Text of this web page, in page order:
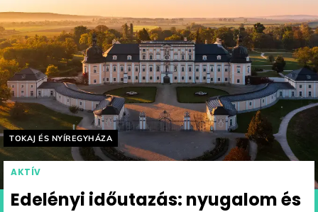
Helyszín címkék:
TOKAJ ÉS NYÍREGYHÁZA
AKTÍV
Edelényi időutazás: nyugalom és